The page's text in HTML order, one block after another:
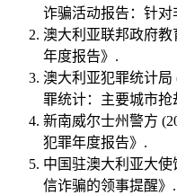
诈骗活动报告：针
澳大利亚联邦政府教
年度报告》.
澳大利亚犯罪统计局
罪统计：主要城市抢
新南威尔士州警方
犯罪年度报告》.
中国驻澳大利亚大使
信诈骗的领事提醒》.